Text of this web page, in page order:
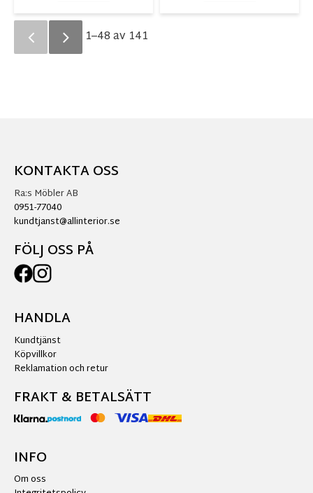
1–48av 141
KONTAKTA OSS
Ra:s Möbler AB
0951-77040
kundtjanst@allinterior.se
FÖLJ OSS PÅ
HANDLA
Kundtjänst
Köpvillkor
Reklamation och retur
FRAKT & BETALSÄTT
INFO
Om oss